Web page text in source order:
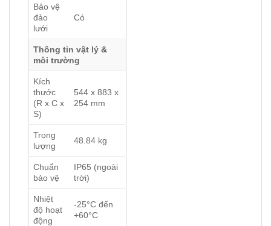
Bảo vệ
đảo
lưới
Có
Thông tin vật lý &
môi trường
Kích
thước
(R x C x
S)
544 x 883 x
254 mm
Trọng
lượng
48.84 kg
Chuẩn
bảo vệ
IP65 (ngoài
trời)
Nhiệt
độ hoạt
động
-25°C đến
+60°C